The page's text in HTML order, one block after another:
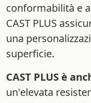
conformabilità e
CAST PLUS
una
superficie.
CAST PLUS è
un'elevata